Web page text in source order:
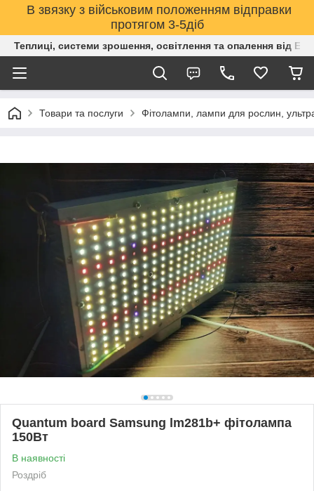
В звязку з військовим положенням відправки
протягом 3-5діб
Теплиці, системи зрошення, освітлення та опалення від
Товари та послуги Фітолампи, лампи для рослин,
Quantum board Samsung lm281b+ фітолампа
150Вт
В наявності
Роздріб